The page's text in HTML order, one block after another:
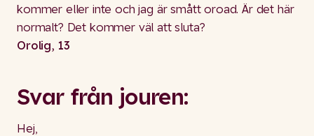
kommer eller inte och jag är smått oroad. Är det här
normalt? Det kommer väl att sluta?
Orolig, 13
Svar från jouren:
Hej,